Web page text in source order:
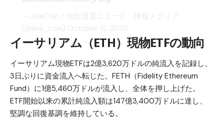
イーサリアム（ETH）現物ETFの動向
イーサリアム現物ETFは2億3,620万ドルの純流入を記録し、
3日ぶりに資金流入へ転じた。FETH（Fidelity Ethereum
Fund）に1億5,460万ドルが流入し、全体を押し上げた。
ETF開始以来の累計純流入額は147億3,400万ドルに達し、
堅調な回復基調を維持している。